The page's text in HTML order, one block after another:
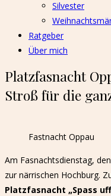
Silvester
Ratgeber
Über mich
Platzfasnacht
Stroß für die
Fastnacht Oppau
Am Fasnachtsdienstag, den
zur närrischen Hochburg.
Platzfasnacht „Spass